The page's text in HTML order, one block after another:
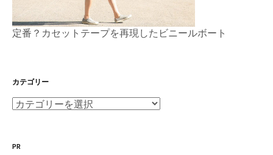
定番？カセットテープを再現したビニールボート
カテゴリー
カ
リ
PR